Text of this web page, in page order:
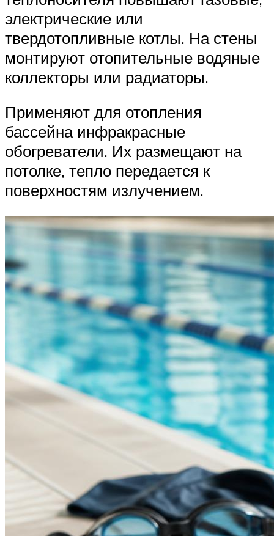
электрические или
твердотопливные котлы. На стены
монтируют отопительные водяные
коллекторы или радиаторы.
Применяют для отопления
бассейна инфракрасные
обогреватели. Их размещают на
потолке, тепло передается к
поверхностям излучением.